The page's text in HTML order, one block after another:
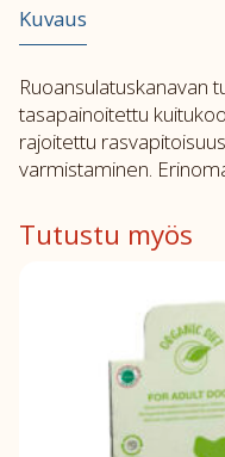
Kuvaus
Ruoansulatuskanavan
tasapainoitettu
rajoitettu
varmistaminen.
Tutustu myös